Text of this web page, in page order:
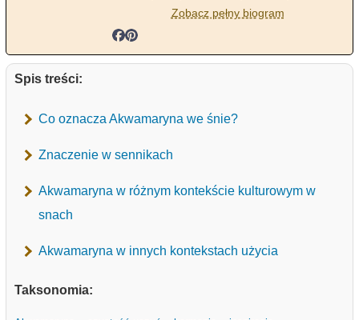
Zobacz pełny biogram
Spis treści:
Co oznacza Akwamaryna we śnie?
Znaczenie w sennikach
Akwamaryna w różnym kontekście kulturowym w
snach
Akwamaryna w innych kontekstach użycia
Taksonomia: